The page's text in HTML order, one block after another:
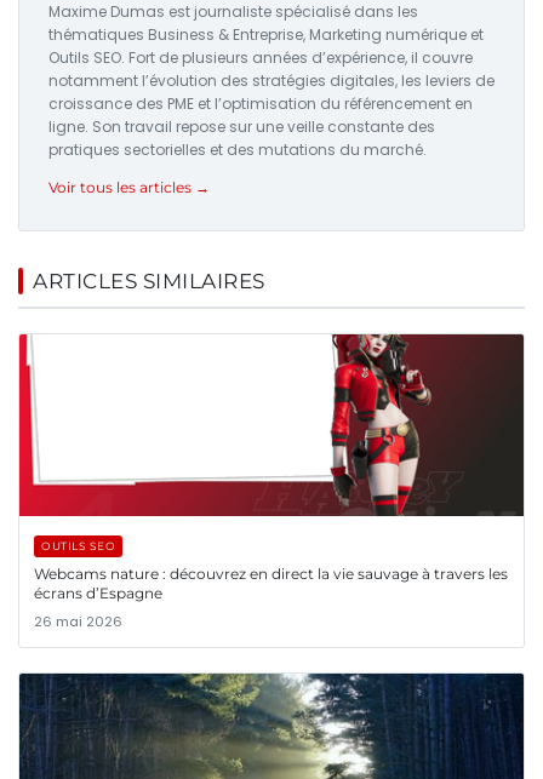
Maxime Dumas est journaliste spécialisé dans les
thématiques Business & Entreprise, Marketing numérique et
Outils SEO. Fort de plusieurs années d’expérience, il couvre
notamment l’évolution des stratégies digitales, les leviers de
croissance des PME et l’optimisation du référencement en
ligne. Son travail repose sur une veille constante des
pratiques sectorielles et des mutations du marché.
Voir tous les articles →
ARTICLES SIMILAIRES
OUTILS SEO
Webcams nature : découvrez en direct la vie sauvage à travers les
écrans d’Espagne
26 mai 2026